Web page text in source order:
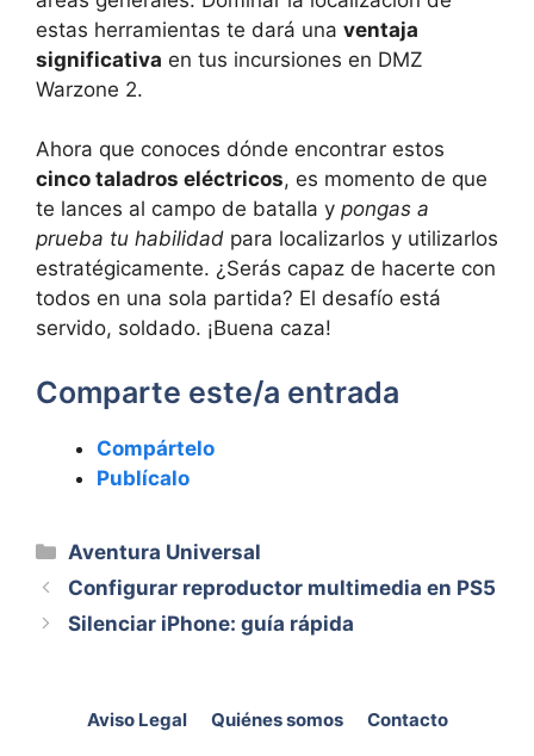
estas herramientas te dará una ventaja
significativa en tus incursiones en DMZ
Warzone 2.
Ahora que conoces dónde encontrar estos
cinco taladros eléctricos, es momento de que
te lances al campo de batalla y pongas a
prueba tu habilidad para localizarlos y utilizarlos
estratégicamente. ¿Serás capaz de hacerte con
todos en una sola partida? El desafío está
servido, soldado. ¡Buena caza!
Comparte este/a entrada
Compártelo
Publícalo
Categorías
Aventura Universal
Configurar reproductor multimedia en PS5
Silenciar iPhone: guía rápida
Aviso Legal Quiénes somos
Contacto